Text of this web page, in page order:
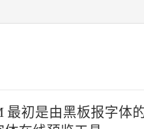
最初是由黑板报字体